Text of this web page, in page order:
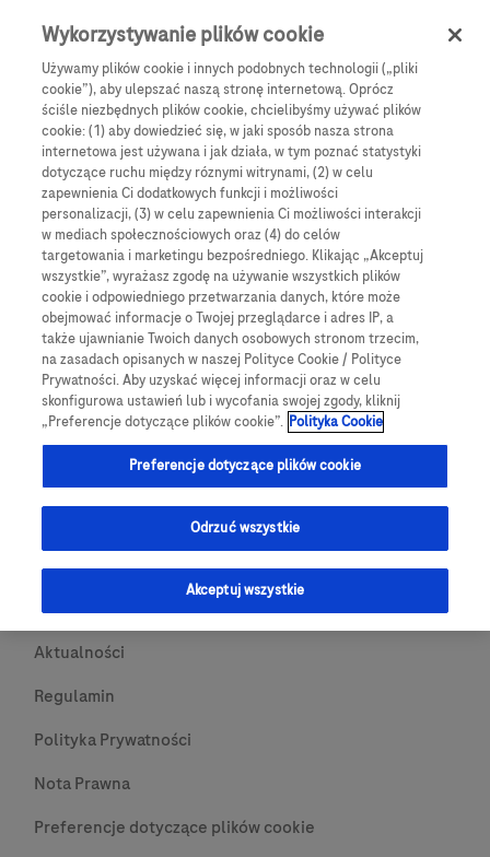
Skip to main content Menu
Products Articles
We are sorry, but no results were found for:
Globalne Strony Internetowe
Global Roche
Platforma Accu-Chek Care
Global Roche Diabetologia
Wszystkie lokalizacje
Skontaktuj się z nami
O nas
Aktualności
Regulamin
Polityka Prywatności
Nota Prawna
Preferencje dotyczące plików cookie
Wykorzystywanie plików cookie
Używamy plików cookie i innych podobnych technologii („pliki
cookie”), aby ulepszać naszą stronę internetową. Oprócz
ściśle niezbędnych plików cookie, chcielibyśmy używać plików
cookie: (1) aby dowiedzieć się, w jaki sposób nasza strona
internetowa jest używana i jak działa, w tym poznać statystyki
dotyczące ruchu między róznymi witrynami, (2) w celu
zapewnienia Ci dodatkowych funkcji i możliwości
personalizacji, (3) w celu zapewnienia Ci możliwości interakcji
w mediach społecznościowych oraz (4) do celów
targetowania i marketingu bezpośredniego. Klikając „Akceptuj
wszystkie”, wyrażasz zgodę na używanie wszystkich plików
cookie i odpowiedniego przetwarzania danych, które może
obejmować informacje o Twojej przeglądarce i adres IP, a
także ujawnianie Twoich danych osobowych stronom trzecim,
na zasadach opisanych w naszej Polityce Cookie / Polityce
Prywatności. Aby uzyskać więcej informacji oraz w celu
skonfigurowa ustawień lub i wycofania swojej zgody, kliknij
„Preferencje dotyczące plików cookie”. Polityka Cookie
Preferencje dotyczące plików cookie
Odrzuć wszystkie
Akceptuj wszystkie